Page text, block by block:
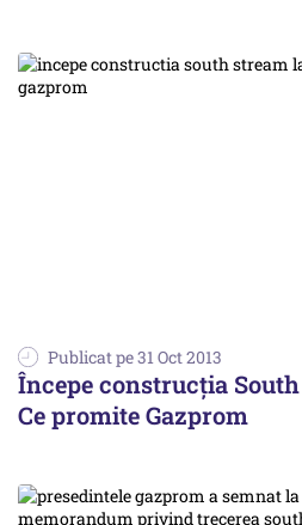
Publicat pe 31 Oct 2013
Începe construcția
Ce promite Gazprom